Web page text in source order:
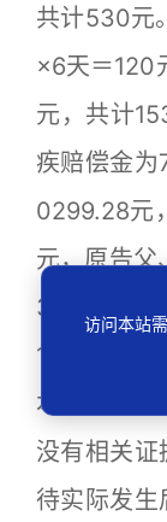
共计530元
×6天＝120
元，共计
疾赔偿金
0299.28元
元，原告父
32.14元／
14元。原告
本院予以
没有相关证
待实际发生
访问本站